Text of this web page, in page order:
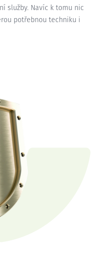
služby. Navíc k tomu nic
potřebnou techniku i